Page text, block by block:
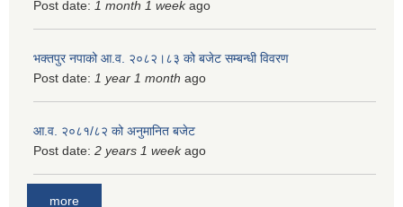
Post date: 1 month 1 weekago
भक्तपुर नपाको आ.व. २०८२।८३ को बजेट सम्बन्धी विवरण
Post date: 1 year 1 month ago
आ.व. २०८१/८२ को अनुमानित बजेट
Post date: 2 years 1 weekago
more